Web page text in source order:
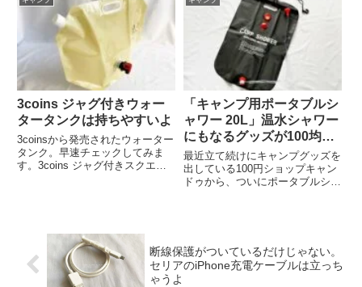
っていました。そんなセリアのキ
ャンプグッズの中から火起こしに
関するグッズをご紹介します。...
ドスパイスミル」。550円の商品
です。名前のごとく、片手で挽き
たてのスパイスが料理に加えら
3coins ジャグ付きウォー
タータンクは持ちやすいよ
3coinsから発売されたウォーター
タンク。早速チェックしてみま
す。3coins ジャグ付きスクエア
「キャンプ用ポータブルシ
ャワー 20L」温水シャワー
にもなるグッズが100均キ
ャンドゥから登場
最近立て続けにキャンプグッズを
出している100円ショップキャン
ドゥから、ついにポータブルシャ
シャワー 20L」は5...
断線保護がついているだけじゃない。
セリアのiPhone充電ケーブルは立っち
ゃうよ